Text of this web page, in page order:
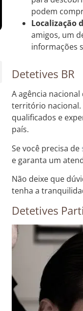
podem
Localização
amigos, um
informações
Detetives BR
A agência
território nacional.
qualificados e
país.
Se você precisa de
e garanta um
Não deixe que
tenha a
Detetives